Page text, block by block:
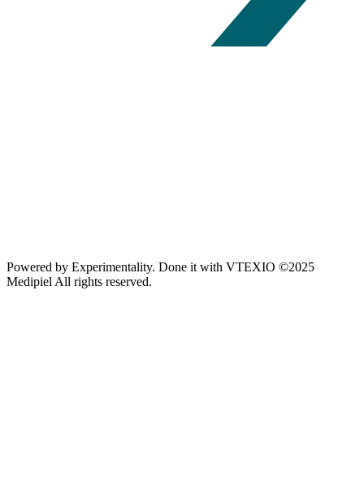
Powered by Experimentality. Done it with VTEXIO ©2025
Medipiel All rights reserved.